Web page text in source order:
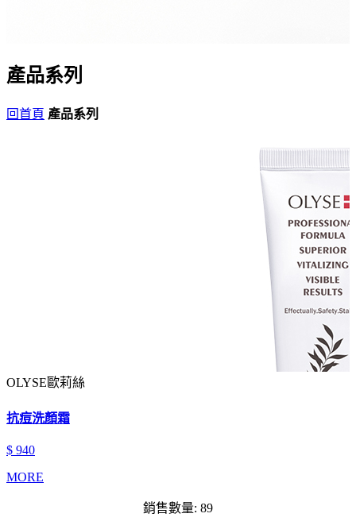
產品系列
回首頁 產品系列
OLYSE歐莉絲
抗痘洗顏霜
$ 940
MORE
銷售數量: 89